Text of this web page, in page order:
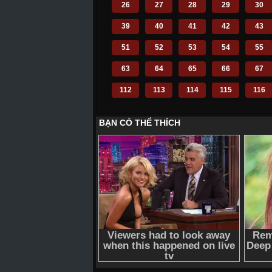
26 27 28 29 30
39 40 41 42 43
51 52 53 54 55
63 64 65 66 67
112 113 114 115 116
148 149 150 151 152
160 161 162 163 164
172 173 174 175 176
184 185 186 187 188
196 197 198 199 200
210 211 212 214 215